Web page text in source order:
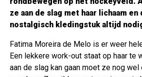
ze aan de slag met haar lichaam en
nostalgisch kledingstuk altijd
Fatima Moreira de Melo is er weer
Een lekkere work-out staat op haar te
aan de slag kan gaan moet ze nog wel